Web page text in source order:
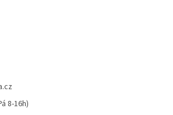
8-16h)